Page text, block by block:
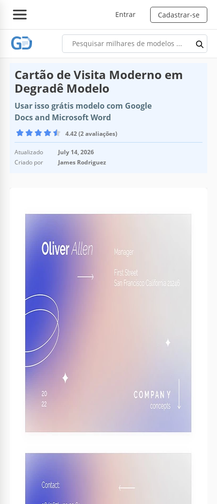
Entrar Cadastrar-se
Cartão de Visita Moderno em
Degradê Modelo
Usar isso grátis modelo com Google
Docs and Microsoft Word
4.42 (2 avaliações)
Atualizado
July 14, 2026
Criado por
James Rodriguez